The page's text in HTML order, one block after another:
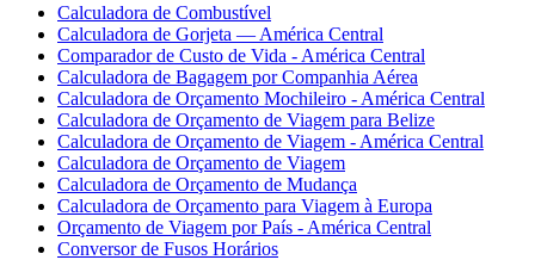
Calculadora de Combustível
Calculadora de Gorjeta — América Central
Comparador de Custo de Vida - América Central
Calculadora de Bagagem por Companhia Aérea
Calculadora de Orçamento Mochileiro - América Central
Calculadora de Orçamento de Viagem para Belize
Calculadora de Orçamento de Viagem - América Central
Calculadora de Orçamento de Viagem
Calculadora de Orçamento de Mudança
Calculadora de Orçamento para Viagem à Europa
Orçamento de Viagem por País - América Central
Conversor de Fusos Horários